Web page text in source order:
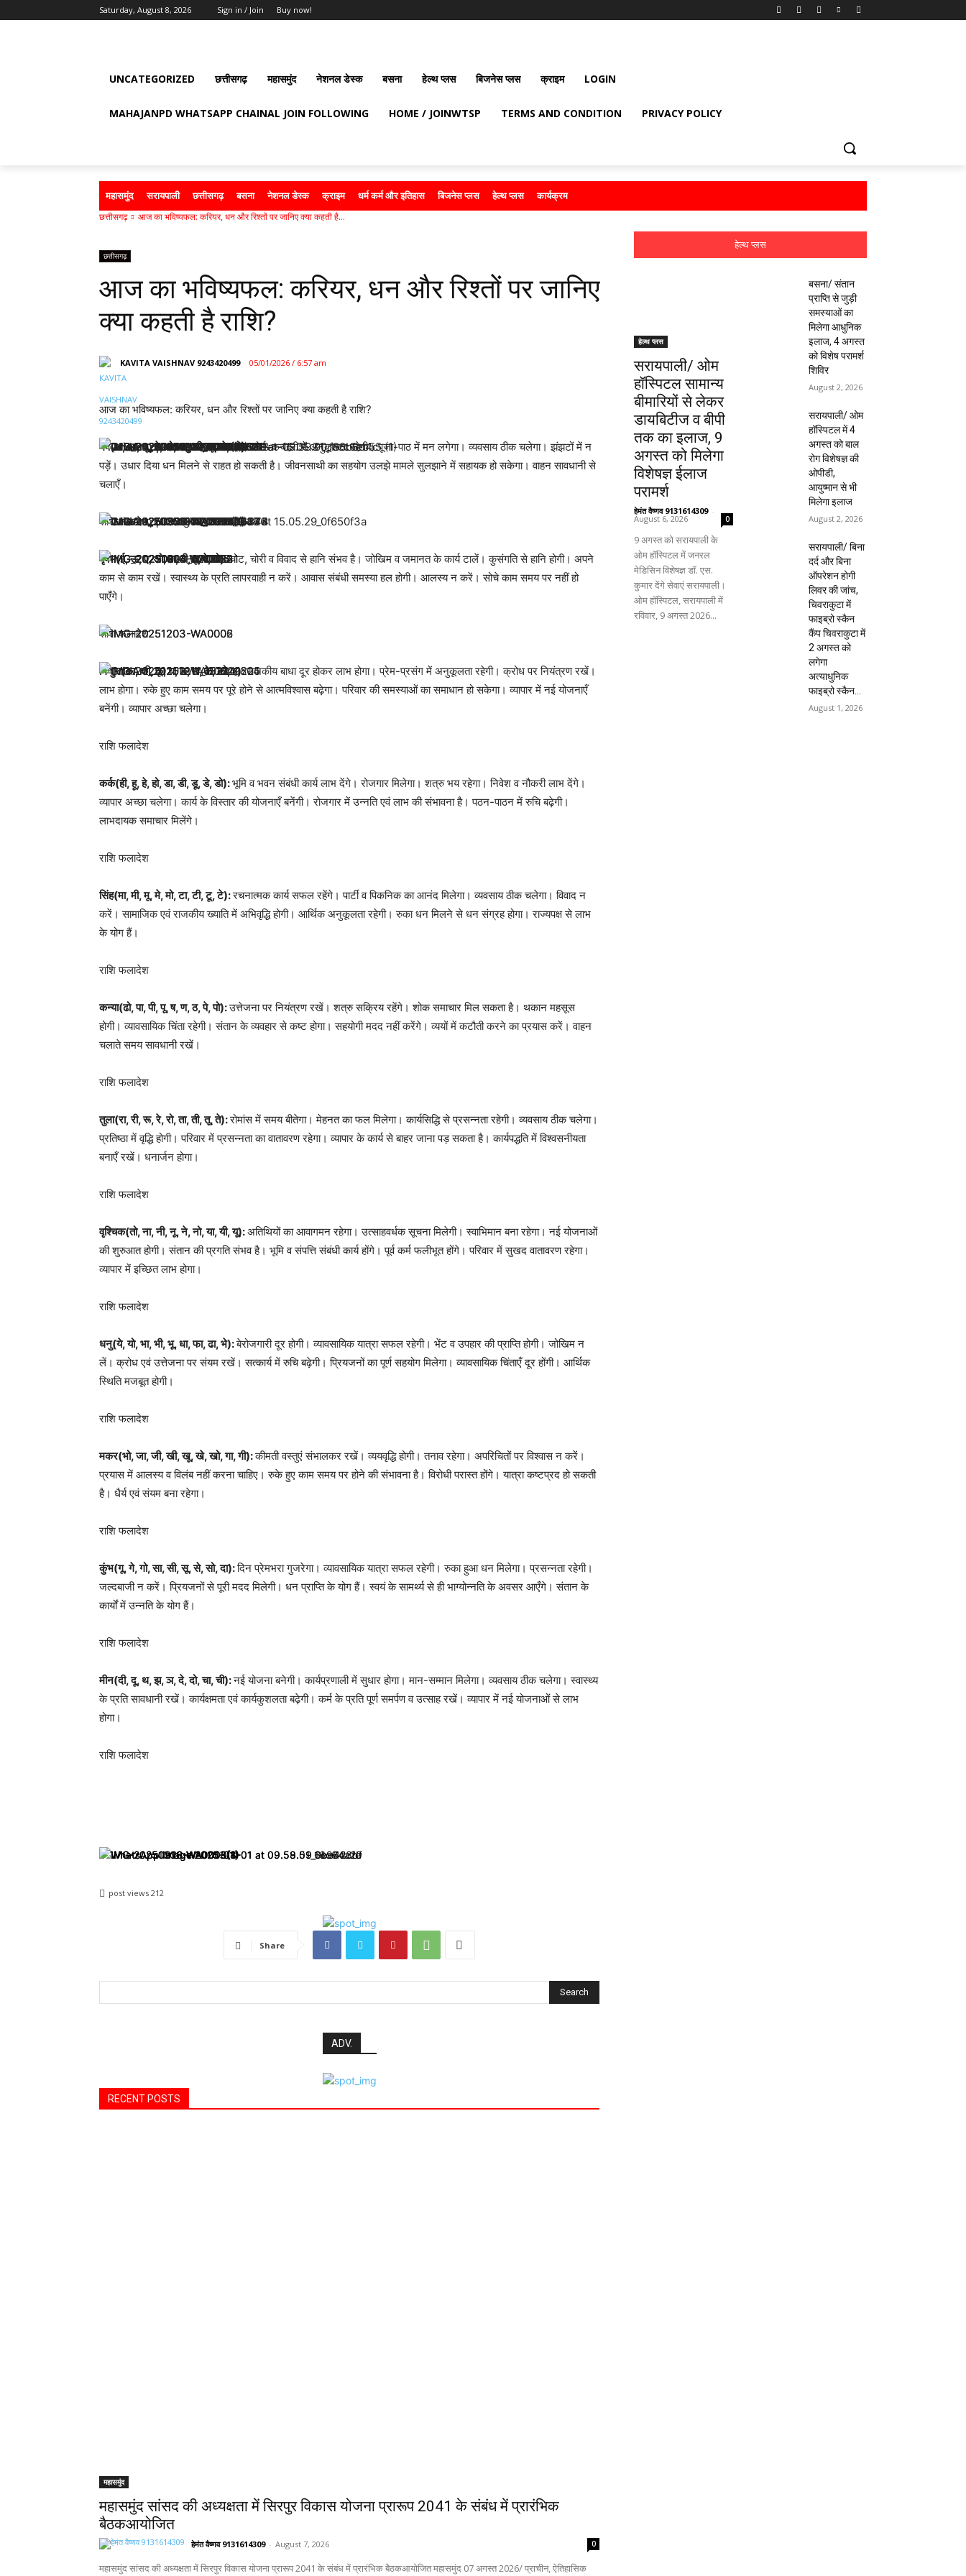
Saturday, August 8, 2026 Sign in / Join Buy now!
UNCATEGORIZED छत्तीसगढ़ महासमुंद नेशनल डेस्क बसना हेल्थ प्लस बिजनेस प्लस क्राइम LOGIN
MAHAJANPD WHATSAPP CHAINAL JOIN FOLLOWING HOME / JOINWTSP TERMS AND CONDITION PRIVACY POLICY
महासमुंद सरायपाली छत्तीसगढ़ बसना नेशनल डेस्क क्राइम धर्म कर्म और इतिहास बिजनेस प्लस हेल्थ प्लस कार्यक्रम
छत्तीसगढ़ आज का भविष्यफल: करियर, धन और रिश्तों पर जानिए क्या कहती है...
छत्तीसगढ़
आज का भविष्यफल: करियर, धन और रिश्तों पर जानिए
क्या कहती है राशि?
KAVITA VAISHNAV 9243420499 05/01/2026 / 6:57 am
आज का भविष्यफल: करियर, धन और रिश्तों पर जानिए क्या कहती है राशि?
मेष(अ, आ, चू, चे, चो, ला, ली, लू, ले, लो):कोर्ट-कचहरी में अनुकूलता रहेगी। पूजा-पाठ में मन लगेगा। व्यवसाय ठीक चलेगा। झंझटों में न
पड़ें। उधार दिया धन मिलने से राहत हो सकती है। जीवनसाथी का सहयोग उलझे मामले सुलझाने में सहायक हो सकेगा। वाहन सावधानी से
चलाएँ।
राशि फलादेश
वृषभ(ई, ऊ, ए, ओ, वा, वी, वू, वे, वो):चोट, चोरी व विवाद से हानि संभव है। जोखिम व जमानत के कार्य टालें। कुसंगति से हानि होगी। अपने
काम से काम रखें। स्वास्थ्य के प्रति लापरवाही न करें। आवास संबंधी समस्या हल होगी। आलस्य न करें। सोचे काम समय पर नहीं हो
पाएँगे।
राशि फलादेश
मिथुन(का, की, कू, घ, ङ, छ, के, को, ह):राजकीय बाधा दूर होकर लाभ होगा। प्रेम-प्रसंग में अनुकूलता रहेगी। क्रोध पर नियंत्रण रखें।
लाभ होगा। रुके हुए काम समय पर पूरे होने से आत्मविश्वास बढ़ेगा। परिवार की समस्याओं का समाधान हो सकेगा। व्यापार में नई योजनाएँ
बनेंगी। व्यापार अच्छा चलेगा।
राशि फलादेश
कर्क(ही, हू, हे, हो, डा, डी, डू, डे, डो):भूमि व भवन संबंधी कार्य लाभ देंगे। रोजगार मिलेगा। शत्रु भय रहेगा। निवेश व नौकरी लाभ देंगे।
व्यापार अच्छा चलेगा। कार्य के विस्तार की योजनाएँ बनेंगी। रोजगार में उन्नति एवं लाभ की संभावना है। पठन-पाठन में रुचि बढ़ेगी।
लाभदायक समाचार मिलेंगे।
राशि फलादेश
सिंह(मा, मी, मू, मे, मो, टा, टी, टू, टे):रचनात्मक कार्य सफल रहेंगे। पार्टी व पिकनिक का आनंद मिलेगा। व्यवसाय ठीक चलेगा। विवाद न
करें। सामाजिक एवं राजकीय ख्याति में अभिवृद्धि होगी। आर्थिक अनुकूलता रहेगी। रुका धन मिलने से धन संग्रह होगा। राज्यपक्ष से लाभ
के योग हैं।
राशि फलादेश
कन्या(ढो, पा, पी, पू, ष, ण, ठ, पे, पो):उत्तेजना पर नियंत्रण रखें। शत्रु सक्रिय रहेंगे। शोक समाचार मिल सकता है। थकान महसूस
होगी। व्यावसायिक चिंता रहेगी। संतान के व्यवहार से कष्ट होगा। सहयोगी मदद नहीं करेंगे। व्ययों में कटौती करने का प्रयास करें। वाहन
चलाते समय सावधानी रखें।
राशि फलादेश
तुला(रा, री, रू, रे, रो, ता, ती, तू, ते):रोमांस में समय बीतेगा। मेहनत का फल मिलेगा। कार्यसिद्धि से प्रसन्नता रहेगी। व्यवसाय ठीक चलेगा।
प्रतिष्ठा में वृद्धि होगी। परिवार में प्रसन्नता का वातावरण रहेगा। व्यापार के कार्य से बाहर जाना पड़ सकता है। कार्यपद्धति में विश्वसनीयता
बनाएँ रखें। धनार्जन होगा।
राशि फलादेश
वृश्चिक(तो, ना, नी, नू, ने, नो, या, यी, यू):अतिथियों का आवागमन रहेगा। उत्साहवर्धक सूचना मिलेगी। स्वाभिमान बना रहेगा। नई योजनाओं
की शुरुआत होगी। संतान की प्रगति संभव है। भूमि व संपत्ति संबंधी कार्य होंगे। पूर्व कर्म फलीभूत होंगे। परिवार में सुखद वातावरण रहेगा।
व्यापार में इच्छित लाभ होगा।
राशि फलादेश
धनु(ये, यो, भा, भी, भू, धा, फा, ढा, भे):बेरोजगारी दूर होगी। व्यावसायिक यात्रा सफल रहेगी। भेंट व उपहार की प्राप्ति होगी। जोखिम न
लें। क्रोध एवं उत्तेजना पर संयम रखें। सत्कार्य में रुचि बढ़ेगी। प्रियजनों का पूर्ण सहयोग मिलेगा। व्यावसायिक चिंताएँ दूर होंगी। आर्थिक
स्थिति मजबूत होगी।
राशि फलादेश
मकर(भो, जा, जी, खी, खू, खे, खो, गा, गी):कीमती वस्तुएं संभालकर रखें। व्ययवृद्धि होगी। तनाव रहेगा। अपरिचितों पर विश्वास न करें।
प्रयास में आलस्य व विलंब नहीं करना चाहिए। रुके हुए काम समय पर होने की संभावना है। विरोधी परास्त होंगे। यात्रा कष्टप्रद हो सकती
है। धैर्य एवं संयम बना रहेगा।
राशि फलादेश
कुंभ(गू, गे, गो, सा, सी, सू, से, सो, दा):दिन प्रेमभरा गुजरेगा। व्यावसायिक यात्रा सफल रहेगी। रुका हुआ धन मिलेगा। प्रसन्नता रहेगी।
जल्दबाजी न करें। प्रियजनों से पूरी मदद मिलेगी। धन प्राप्ति के योग हैं। स्वयं के सामर्थ्य से ही भाग्योन्नति के अवसर आएँगे। संतान के
कार्यों में उन्नति के योग हैं।
राशि फलादेश
मीन(दी, दू, थ, झ, ञ, दे, दो, चा, ची):नई योजना बनेगी। कार्यप्रणाली में सुधार होगा। मान-सम्मान मिलेगा। व्यवसाय ठीक चलेगा। स्वास्थ्य
के प्रति सावधानी रखें। कार्यक्षमता एवं कार्यकुशलता बढ़ेगी। कर्म के प्रति पूर्ण समर्पण व उत्साह रखें। व्यापार में नई योजनाओं से लाभ
होगा।
राशि फलादेश
post views 212
Share
Search
ADV.
RECENT POSTS
महासमुंद
महासमुंद सांसद की अध्यक्षता में सिरपुर विकास योजना प्रारूप 2041 के संबंध में प्रारंभिक
बैठकआयोजित
हेमंत वैष्णव 9131614309 - August 7, 2026 0
महासमुंद सांसद की अध्यक्षता में सिरपुर विकास योजना प्रारूप 2041 के संबंध में प्रारंभिक बैठकआयोजित महासमुंद 07 अगस्त 2026/ प्राचीन, ऐतिहासिक
हेल्थ प्लस
हेल्थ प्लस
सरायपाली/ ओम
हॉस्पिटल सामान्य
बीमारियों से लेकर
डायबिटीज व बीपी
तक का इलाज, 9
अगस्त को मिलेगा
विशेषज्ञ ईलाज
परामर्श
हेमंत वैष्णव 9131614309 -
August 6, 2026 0
9 अगस्त को सरायपाली के
ओम हॉस्पिटल में जनरल
मेडिसिन विशेषज्ञ डॉ. एस.
कुमार देंगे सेवाएं सरायपाली।
ओम हॉस्पिटल, सरायपाली में
रविवार, 9 अगस्त 2026...
बसना/ संतान
प्राप्ति से जुड़ी
समस्याओं का
मिलेगा आधुनिक
इलाज, 4 अगस्त
को विशेष परामर्श
शिविर
August 2, 2026
सरायपाली/ ओम
हॉस्पिटल में 4
अगस्त को बाल
रोग विशेषज्ञ की
ओपीडी,
आयुष्मान से भी
मिलेगा इलाज
August 2, 2026
सरायपाली/ बिना
दर्द और बिना
ऑपरेशन होगी
लिवर की जांच,
चिवराकुटा में
फाइब्रो स्कैन
कैंप चिवराकुटा में
2 अगस्त को
लगेगा
अत्याधुनिक
फाइब्रो स्कैन...
August 1, 2026